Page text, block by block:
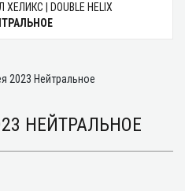
| DOUBLE HELIX
НЕЙТРАЛЬНОЕ